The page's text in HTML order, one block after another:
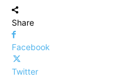
Share
Facebook
Twitter